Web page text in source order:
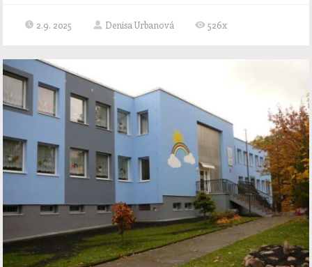
2.9. 2025 Denisa Urbanová 526x